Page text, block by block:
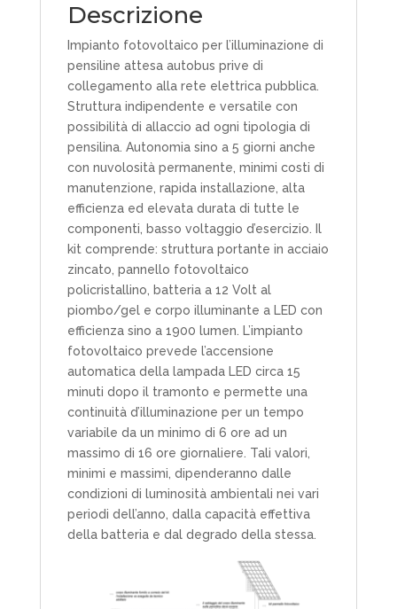
Descrizione
Impianto fotovoltaico per l’illuminazione di
pensiline attesa autobus prive di
collegamento alla rete elettrica pubblica.
Struttura indipendente e versatile con
possibilità di allaccio ad ogni tipologia di
pensilina. Autonomia sino a 5 giorni anche
con nuvolosità permanente, minimi costi di
manutenzione, rapida installazione, alta
efficienza ed elevata durata di tutte le
componenti, basso voltaggio d’esercizio. Il
kit comprende: struttura portante in acciaio
zincato, pannello fotovoltaico
policristallino, batteria a 12 Volt al
piombo/gel e corpo illuminante a LED con
efficienza sino a 1900 lumen. L’impianto
fotovoltaico prevede l’accensione
automatica della lampada LED circa 15
minuti dopo il tramonto e permette una
continuità d’illuminazione per un tempo
variabile da un minimo di 6 ore ad un
massimo di 16 ore giornaliere. Tali valori,
minimi e massimi, dipenderanno dalle
condizioni di luminosità ambientali nei vari
periodi dell’anno, dalla capacità effettiva
della batteria e dal degrado della stessa.